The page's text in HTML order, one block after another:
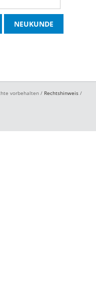
vorbehalten / Rechtshinweis /